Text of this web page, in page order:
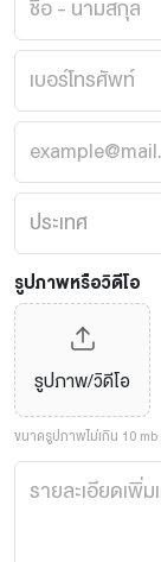
รูปภาพหรือวิดีโอ
รูปภาพ/วิดีโอ
ขนาดรูปภาพไม่เกิน 10 mb